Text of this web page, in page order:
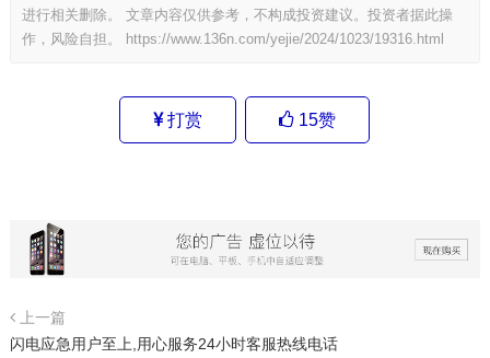
进行相关删除。 文章内容仅供参考，不构成投资建议。投资者据此操
作，风险自担。
https://www.136n.com/yejie/2024/1023/19316.html
打赏 15赞
上一篇
闪电应急用户至上,用心服务24小时客服热线电话